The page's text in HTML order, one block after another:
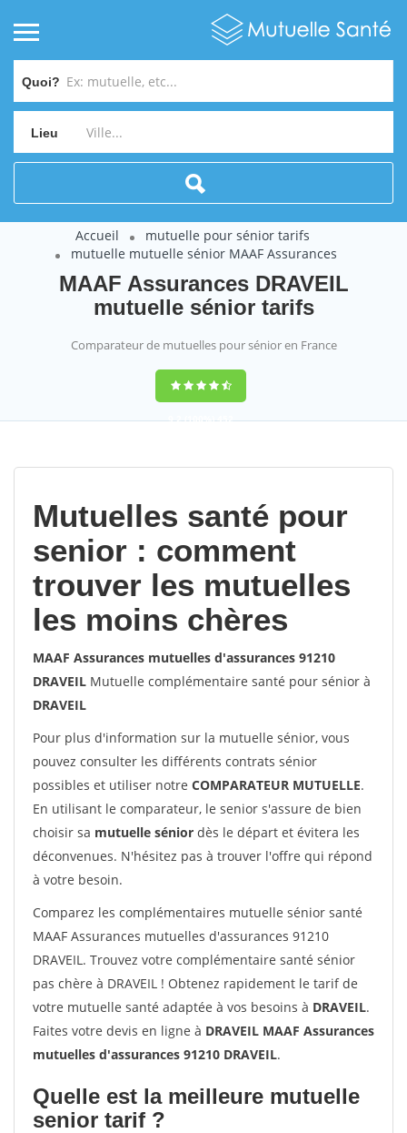
Quoi?
Lieu
Accueil
mutuelle pour sénior tarifs
mutuelle mutuelle sénior MAAF Assurances
MAAF Assurances DRAVEIL
mutuelle sénior tarifs
Comparateur de mutuelles pour sénior en France
9,2(100%)452
Mutuelles santé pour
senior : comment
trouver les mutuelles
les moins chères
MAAF Assurances mutuelles d'assurances 91210
DRAVEIL Mutuelle complémentaire santé pour sénior à
DRAVEIL
Pour plus d'information sur la mutuelle sénior, vous
pouvez consulter les différents contrats sénior
possibles et utiliser notre COMPARATEUR MUTUELLE.
En utilisant le comparateur, le senior s'assure de bien
choisir sa mutuelle sénior dès le départ et évitera les
déconvenues. N'hésitez pas à trouver l'offre qui répond
à votre besoin.
Comparez les complémentaires mutuelle sénior santé
MAAF Assurances mutuelles d'assurances 91210
DRAVEIL. Trouvez votre complémentaire santé sénior
pas chère à DRAVEIL ! Obtenez rapidement le tarif de
votre mutuelle santé adaptée à vos besoins à DRAVEIL.
Faites votre devis en ligne à DRAVEIL MAAF Assurances
mutuelles d'assurances 91210 DRAVEIL.
Quelle est la meilleure mutuelle
senior tarif ?